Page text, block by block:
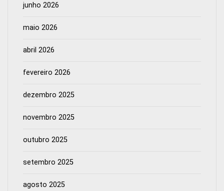
junho 2026
maio 2026
abril 2026
fevereiro 2026
dezembro 2025
novembro 2025
outubro 2025
setembro 2025
agosto 2025